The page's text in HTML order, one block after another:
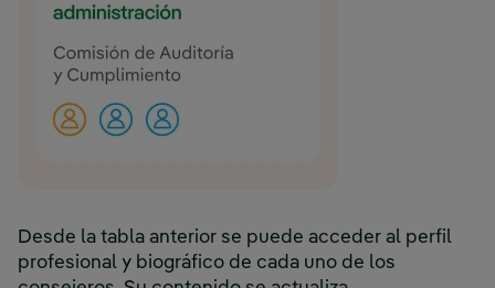
Desde la tabla anterior se puede acceder al perfil
profesional y biográfico de cada uno de los